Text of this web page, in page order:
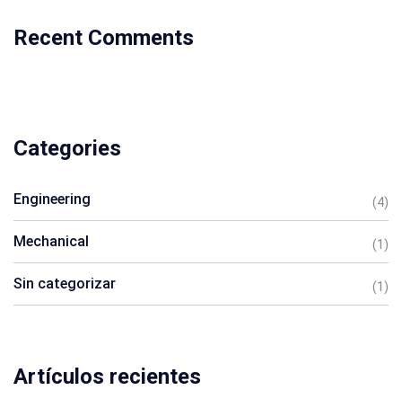
Recent Comments
Categories
Engineering (4)
Mechanical (1)
Sin categorizar (1)
Artículos recientes